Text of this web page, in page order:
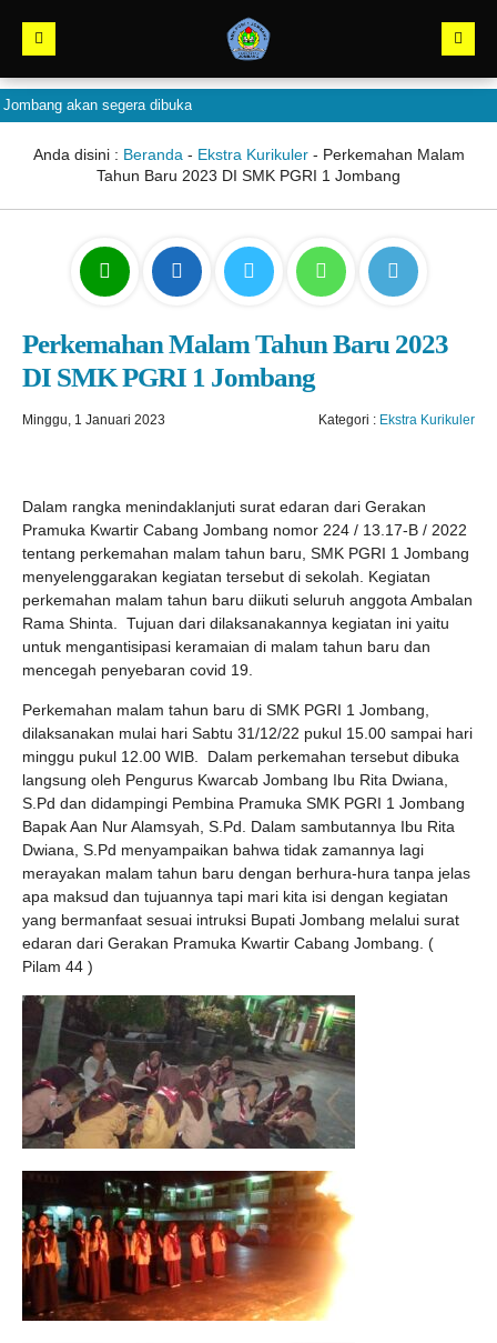
akan segera dibuka
Anda disini : Beranda - Ekstra Kurikuler- Perkemahan Malam
Tahun Baru 2023 DI SMK PGRI 1 Jombang
Perkemahan Malam Tahun Baru 2023
DI SMK PGRI 1 Jombang
Minggu, 1 Januari 2023 Kategori : Ekstra Kurikuler
Dalam rangka menindaklanjuti surat edaran dari Gerakan
Pramuka Kwartir Cabang Jombang nomor 224 / 13.17-B / 2022
tentang perkemahan malam tahun baru, SMK PGRI 1 Jombang
menyelenggarakan kegiatan tersebut di sekolah. Kegiatan
perkemahan malam tahun baru diikuti seluruh anggota Ambalan
Rama Shinta. Tujuan dari dilaksanakannya kegiatan ini yaitu
untuk mengantisipasi keramaian di malam tahun baru dan
mencegah penyebaran covid 19.
Perkemahan malam tahun baru di SMK PGRI 1 Jombang,
dilaksanakan mulai hari Sabtu 31/12/22 pukul 15.00 sampai hari
minggu pukul 12.00 WIB. Dalam perkemahan tersebut dibuka
langsung oleh Pengurus Kwarcab Jombang Ibu Rita Dwiana,
S.Pd dan didampingi Pembina Pramuka SMK PGRI 1 Jombang
Bapak Aan Nur Alamsyah, S.Pd. Dalam sambutannya Ibu Rita
Dwiana, S.Pd menyampaikan bahwa tidak zamannya lagi
merayakan malam tahun baru dengan berhura-hura tanpa jelas
apa maksud dan tujuannya tapi mari kita isi dengan kegiatan
yang bermanfaat sesuai intruksi Bupati Jombang melalui surat
edaran dari Gerakan Pramuka Kwartir Cabang Jombang. (
Pilam 44 )